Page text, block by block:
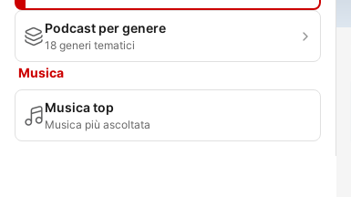
Podcast per genere
18 generi tematici
Musica
Musica top
Musica più ascoltata